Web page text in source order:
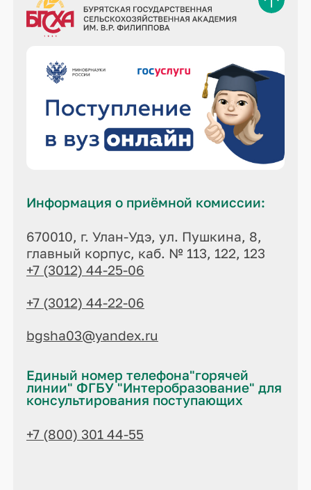
Информация о приёмной комиссии:
670010, г. Улан-Удэ, ул. Пушкина, 8,
главный корпус, каб. № 113, 122, 123
+7 (3012) 44-25-06
+7 (3012) 44-22-06
bgsha03@yandex.ru
Единый номер телефона"горячей
линии" ФГБУ "Интеробразование" для
консультирования поступающих
+7 (800) 301 44-55